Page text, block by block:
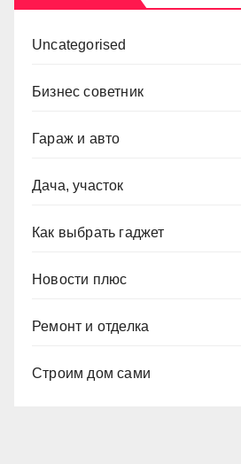
Uncategorised
Бизнес советник
Гараж и авто
Дача, участок
Как выбрать гаджет
Новости плюс
Ремонт и отделка
Строим дом сами